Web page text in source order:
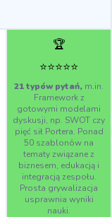
🏆
⭐️⭐️⭐️⭐️⭐️
21 typów pytań, m.in.
Framework z
gotowymi modelami
dyskusji, np. SWOT czy
pięć sił Portera. Ponad
50 szablonów na
tematy związane z
biznesem, edukacją i
integracją zespołu.
Prosta grywalizacja
usprawnia wyniki
nauki.